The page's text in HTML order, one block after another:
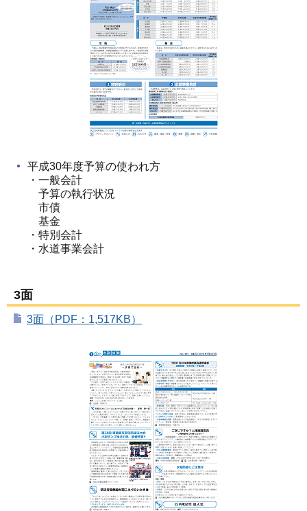
平成30年度予算の使われ方
・一般会計
予算の執行状況
市債
基金
・特別会計
・水道事業会計
3面
3面（PDF：1,517KB）